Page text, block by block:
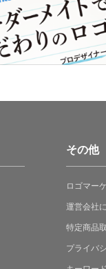
その他
ロゴマー
運営会社
特定商品
プライバ